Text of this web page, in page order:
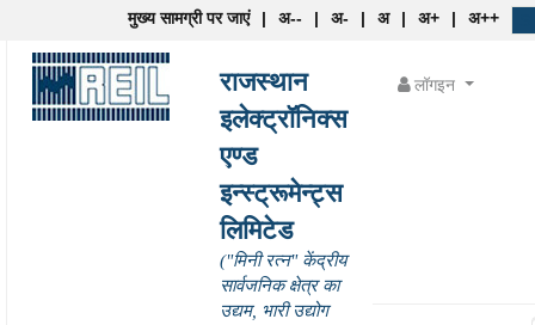
मुख्य सामग्री पर जाएं | अ-- | अ- | अ | अ+ | अ++
राजस्थान
इलेक्ट्रॉनिक्स
एण्ड
इन्स्ट्रूमेन्ट्स
लिमिटेड
("मिनी रत्न" केंद्रीय
सार्वजनिक क्षेत्र का
उद्यम, भारी उद्योग
लॉगइन